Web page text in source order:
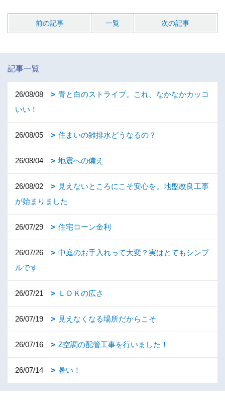
前の記事 一覧 次の記事
記事一覧
26/08/08
青と白のストライプ。これ、なかなかカッコ
いい！
26/08/05 住まいの雑排水どうなるの？
26/08/04 地震への備え
26/08/02
見えないところにこそ安心を。地盤改良工事
が始まりました
26/07/29 住宅ローン金利
26/07/26
中庭のお手入れって大変？実はとてもシンプ
ルです
26/07/21 ＬＤＫの広さ
26/07/19 見えなくなる場所だからこそ
26/07/16 Z空調の配管工事を行いました！
26/07/14 暑い！